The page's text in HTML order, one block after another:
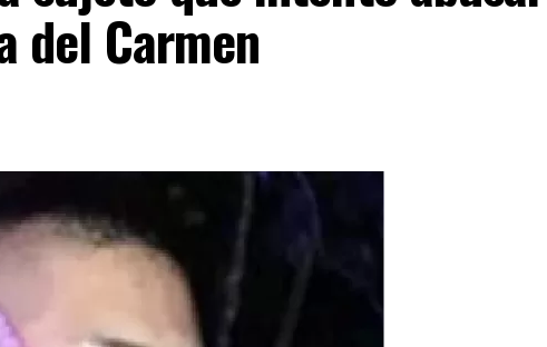
del Carmen